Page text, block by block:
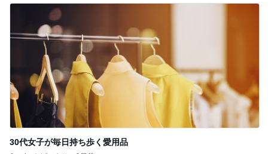
30代女子が毎日持ち歩く愛用品